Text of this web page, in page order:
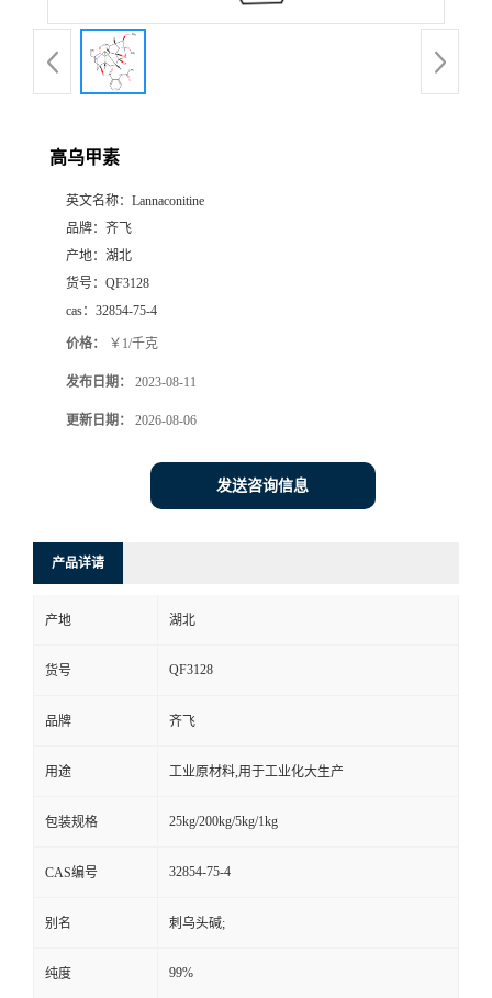
联
系
高乌甲素
英文名称： Lannaconitine
品牌： 齐飞
产地： 湖北
货号： QF3128
cas： 32854-75-4
价格： ￥1/千克
发布日期： 2023-08-11
更新日期： 2026-08-06
发送咨询信息
产品详请
产地 湖北
货号 QF3128
品牌 齐飞
用途 工业原材料,用于工业化大生产
包装规格 25kg/200kg/5kg/1kg
CAS编号 32854-75-4
别名 刺乌头碱;
纯度 99%